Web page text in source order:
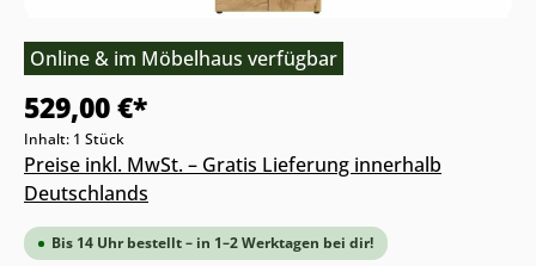
Online & im Möbelhaus verfügbar
529,00 €*
Inhalt: 1 Stück
Preise inkl. MwSt. – Gratis Lieferung innerhalb
Deutschlands
Bis 14 Uhr bestellt – in 1–2 Werktagen bei dir!